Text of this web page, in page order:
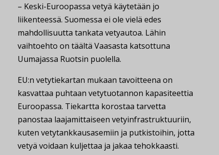
– Keski-Euroopassa vetyä käytetään jo
liikenteessä. Suomessa ei ole vielä edes
mahdollisuutta tankata vetyautoa. Lähin
vaihtoehto on täältä Vaasasta katsottuna
Uumajassa Ruotsin puolella.
EU:n vetytiekartan mukaan tavoitteena on
kasvattaa puhtaan vetytuotannon kapasiteettia
Euroopassa. Tiekartta korostaa tarvetta
panostaa laajamittaiseen vetyinfrastruktuuriin,
kuten vetytankkausasemiin ja putkistoihin, jotta
vetyä voidaan kuljettaa ja jakaa tehokkaasti.